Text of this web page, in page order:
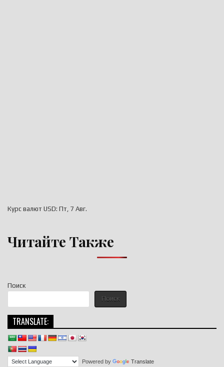
Поиск
Поиск
TRANSLATE:
Powered by Translate
Курс валют USD: Пт, 7 Авг.
Читайте Также